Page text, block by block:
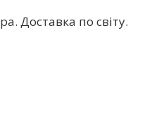
Доставка по світу.